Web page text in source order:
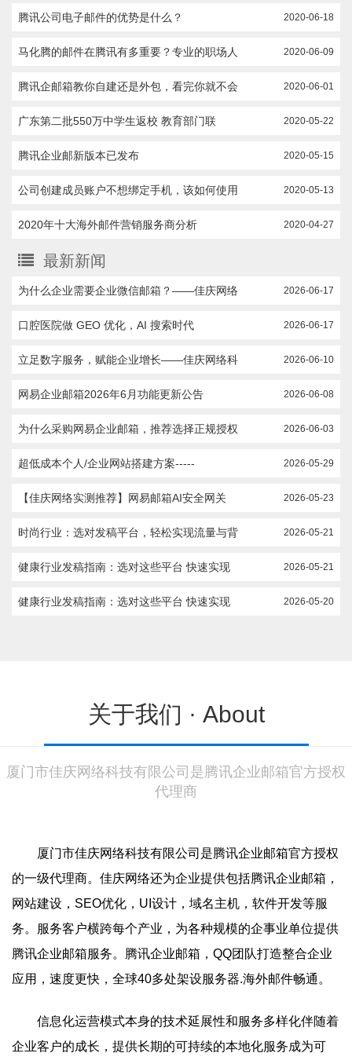
腾讯公司电子邮件的优势是什么？ 2020-06-18
马化腾的邮件在腾讯有多重要？专业的职场人 2020-06-09
腾讯企邮箱教你自建还是外包，看完你就不会 2020-06-01
广东第二批550万中学生返校 教育部门联 2020-05-22
腾讯企业邮新版本已发布 2020-05-15
公司创建成员账户不想绑定手机，该如何使用 2020-05-13
2020年十大海外邮件营销服务商分析 2020-04-27
最新新闻
为什么企业需要企业微信邮箱？——佳庆网络 2026-06-17
口腔医院做 GEO 优化，AI 搜索时代 2026-06-17
立足数字服务，赋能企业增长——佳庆网络科 2026-06-10
网易企业邮箱2026年6月功能更新公告 2026-06-08
为什么采购网易企业邮箱，推荐选择正规授权 2026-06-03
超低成本个人/企业网站搭建方案----- 2026-05-29
【佳庆网络实测推荐】网易邮箱AI安全网关 2026-05-23
时尚行业：选对发稿平台，轻松实现流量与背 2026-05-21
健康行业发稿指南：选对这些平台 快速实现 2026-05-21
健康行业发稿指南：选对这些平台 快速实现 2026-05-20
关于我们 · About
厦门市佳庆网络科技有限公司是腾讯企业邮箱官方授权
代理商
厦门市佳庆网络科技有限公司是腾讯企业邮箱官方授权
的一级代理商。佳庆网络还为企业提供包括腾讯企业邮箱，
网站建设，SEO优化，UI设计，域名主机，软件开发等服
务。服务客户横跨每个产业，为各种规模的企事业单位提供
腾讯企业邮箱服务。腾讯企业邮箱，QQ团队打造整合企业
应用，速度更快，全球40多处架设服务器.海外邮件畅通。
信息化运营模式本身的技术延展性和服务多样化伴随着
企业客户的成长，提供长期的可持续的本地化服务成为可